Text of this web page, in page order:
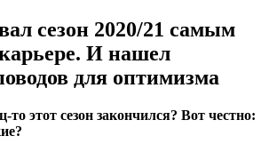
сезон 2020/21 самым
И нашел
для оптимизма
этот сезон закончился? Вот честно: